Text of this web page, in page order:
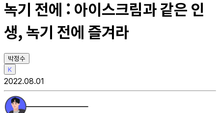
녹기 전에 : 아이스크림과 같은 인
생, 녹기 전에 즐겨라
박정수
K
2022.08.01